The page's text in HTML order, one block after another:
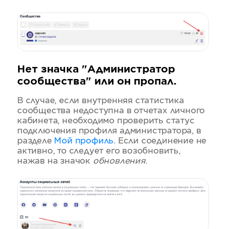
Нет значка "Администратор
сообщества" или он пропал.
В случае, если внутренняя статистика
сообщества недоступна в отчетах личного
кабинета, необходимо проверить статус
подключения профиля администратора, в
разделе Мой профиль. Если соединение не
активно, то следует его возобновить,
нажав на значок обновления.